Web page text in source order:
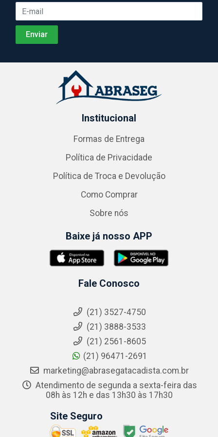
Institucional
Formas de Entrega
Política de Privacidade
Política de Troca e Devolução
Como Comprar
Sobre nós
Baixe já nosso APP
Fale Conosco
(21) 3527-4750
(21) 3888-3533
(21) 2561-8605
(21) 96471-2691
marketing@abrasegatacadista.com.br
Atendimento de segunda a sexta-feira das
08h às 12h e das 13h30 às 17h30
Site Seguro